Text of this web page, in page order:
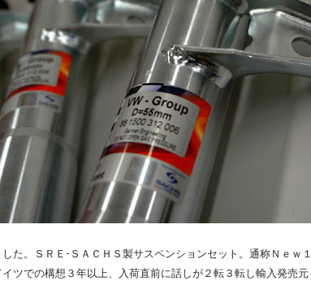
た。ＳＲＥ-ＳＡＣＨＳ製サスペンションセット。通称Ｎｅｗ
ツでの構想３年以上、入荷直前に話しが２転３転し輸入発売